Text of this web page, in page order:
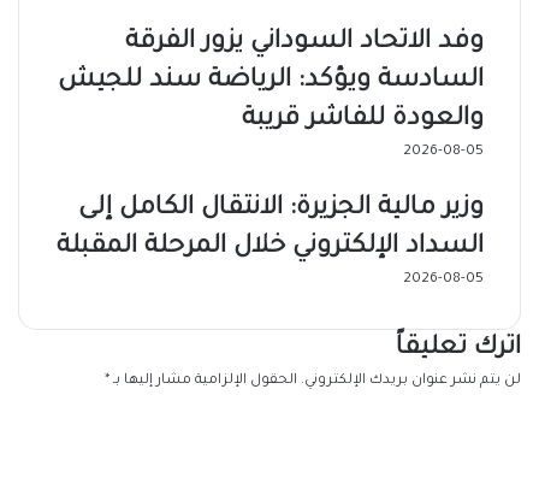
وفد الاتحاد السوداني يزور الفرقة
السادسة ويؤكد: الرياضة سند للجيش
والعودة للفاشر قريبة
2026-08-05
وزير مالية الجزيرة: الانتقال الكامل إلى
السداد الإلكتروني خلال المرحلة المقبلة
2026-08-05
اترك تعليقاً
لن يتم نشر عنوان بريدك الإلكتروني. الحقول الإلزامية مشار إليها بـ *